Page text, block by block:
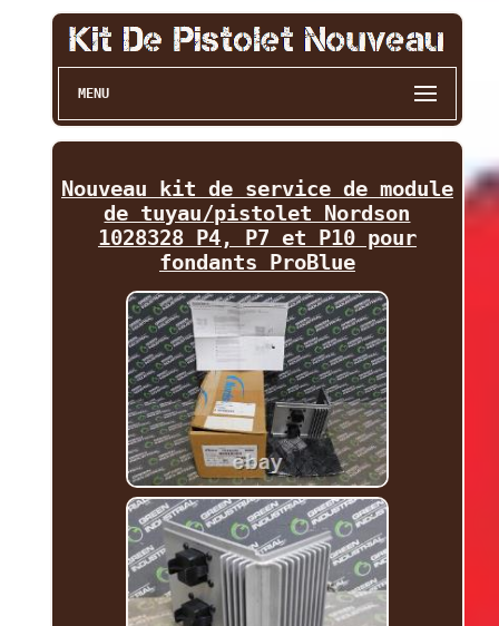
MENU
Nouveau kit de service de module
de tuyau/pistolet Nordson
1028328 P4, P7 et P10 pour
fondants ProBlue